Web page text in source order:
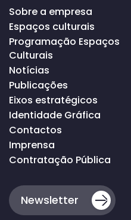
Voltar
ao
topo
da
página
Sobre a empresa
Espaços culturais
Programação Espaços
Culturais
Notícias
Publicações
Eixos estratégicos
Identidade Gráfica
Contactos
Imprensa
Contratação Pública
Newsletter